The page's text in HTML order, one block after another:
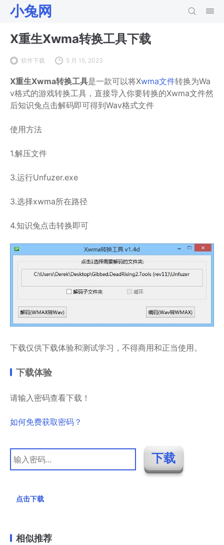
小兔网
X重生Xwma转换工具下载
软件下载 5 月 15, 2023
X重生Xwma转换工具是一款可以将Xwma文件转换为Wa
v格式的游戏转换工具，直接导入你要转换的Xwma文件然
后知识兔点击解码即可得到Wav格式文件
使用方法
1.解压文件
3.运行Unfuzer.exe
3.选择xwma所在路径
4.知识兔点击转换即可
下载仅供下载体验和测试学习，不得商用和正当使用。
下载体验
请输入密码查看下载！
如何免费获取密码？
点击下载
相似推荐